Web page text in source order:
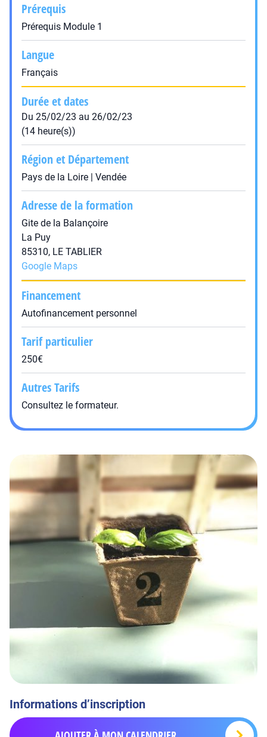
Prérequis
Prérequis Module 1
Langue
Français
Durée et dates
Du 25/02/23 au 26/02/23
(14 heure(s))
Région et Département
Pays de la Loire | Vendée
Adresse de la formation
Gite de la Balançoire
La Puy
85310, LE TABLIER
Google Maps
Financement
Autofinancement personnel
Tarif particulier
250€
Autres Tarifs
Consultez le formateur.
Informations d’inscription